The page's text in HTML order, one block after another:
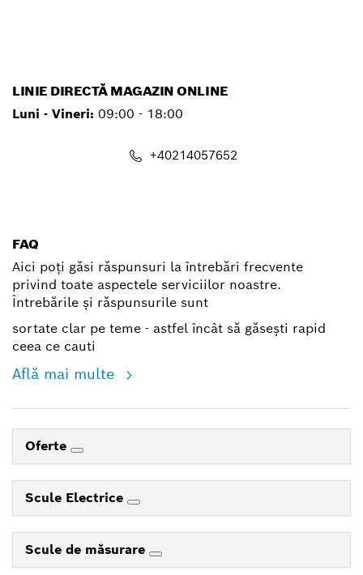
LINIE DIRECTĂ MAGAZIN ONLINE
Luni - Vineri: 09:00 - 18:00
+40214057652
FAQ
Aici poți găsi răspunsuri la întrebări frecvente
privind toate aspectele serviciilor noastre.
Întrebările și răspunsurile sunt
sortate clar pe teme - astfel încât să găsești rapid
ceea ce cauti
Află mai multe
Oferte
Scule Electrice
Scule de măsurare